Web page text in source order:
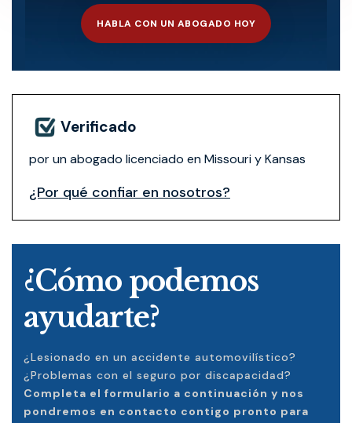
HABLA CON UN ABOGADO HOY
Verificado
por un abogado licenciado en Missouri y Kansas
¿Por qué confiar en nosotros?
¿Cómo podemos
ayudarte?
¿Lesionado en un accidente automovilístico?
¿Problemas con el seguro por discapacidad?
Completa el formulario a continuación y nos
pondremos en contacto contigo pronto para